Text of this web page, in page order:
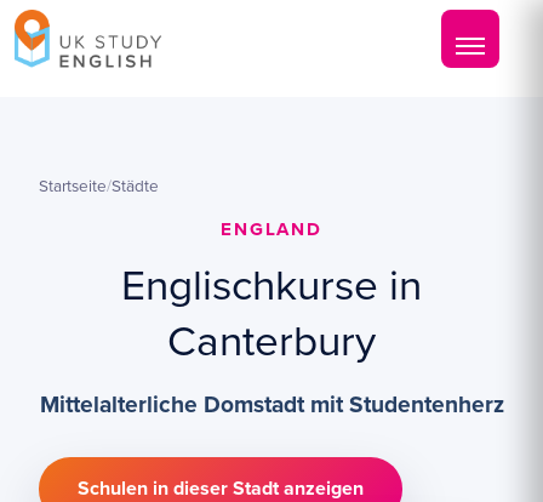
Startseite/Städte
ENGLAND
Englischkurse in
Canterbury
Mittelalterliche Domstadt mit Studentenherz
Schulen in dieser Stadt anzeigen